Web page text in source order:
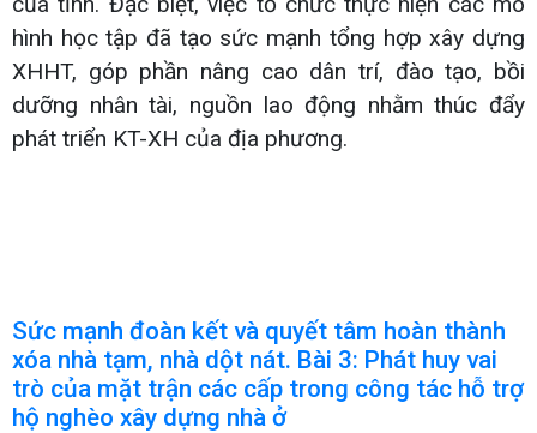
hình học tập đã tạo sức mạnh tổng hợp xây dựng
XHHT, góp phần nâng cao dân trí, đào tạo, bồi
dưỡng nhân tài, nguồn lao động nhằm thúc đẩy
phát triển KT-XH của địa phương.
Sức mạnh đoàn kết và quyết tâm hoàn thành
xóa nhà tạm, nhà dột nát. Bài 3: Phát huy vai
trò của mặt trận các cấp trong công tác hỗ trợ
hộ nghèo xây dựng nhà ở